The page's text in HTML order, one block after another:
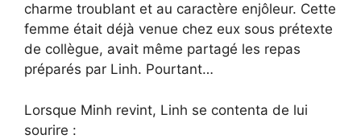
charme troublant et au caractère enjôleur. Cette
femme était déjà venue chez eux sous prétexte
de collègue, avait même partagé les repas
préparés par Linh. Pourtant…
Lorsque Minh revint, Linh se contenta de lui
sourire :